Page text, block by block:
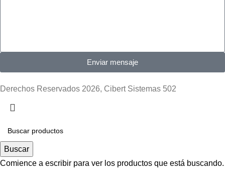
Enviar mensaje
Derechos Reservados 2026, Cibert Sistemas 502
Buscar
Comience a escribir para ver los productos que está buscando.